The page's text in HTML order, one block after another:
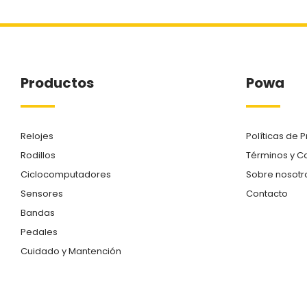
Productos
Relojes
Rodillos
Ciclocomputadores
Sensores
Bandas
Pedales
Cuidado y Mantención
Powa
Políticas de
Términos y
Sobre
Contacto